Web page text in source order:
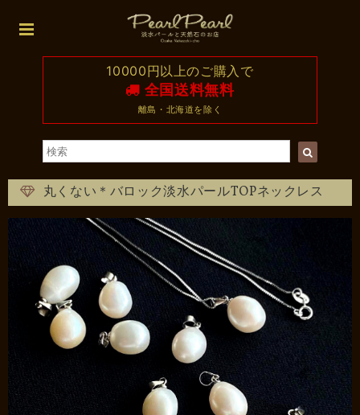
10000円以上のご購入で
全国送料無料
離島・北海道を除く
丸くない＊バロック淡水パールTOPネックレス